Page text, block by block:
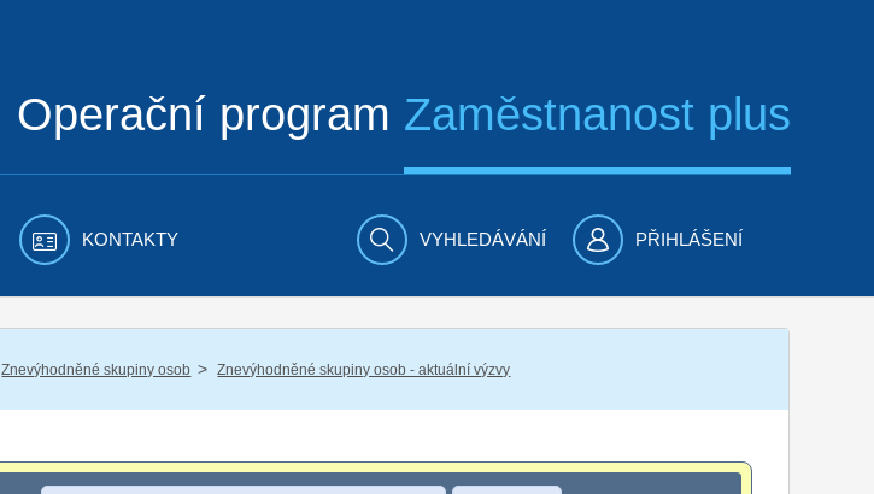
Operační program Zaměstnanost plus
KONTAKTY VYHLEDÁVÁNÍ PŘIHLÁŠENÍ
Znevýhodněné skupiny osob / Znevýhodněné skupiny osob - aktuální výzvy